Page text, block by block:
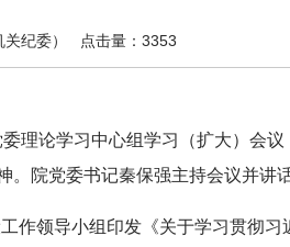
纪委） 点击量：3353
理论学习中心组学习（扩大）会
。院党委书记秦保强主持会议并讲
作领导小组印发《关于学习贯彻